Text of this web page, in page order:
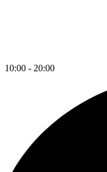
10:00 - 20:00